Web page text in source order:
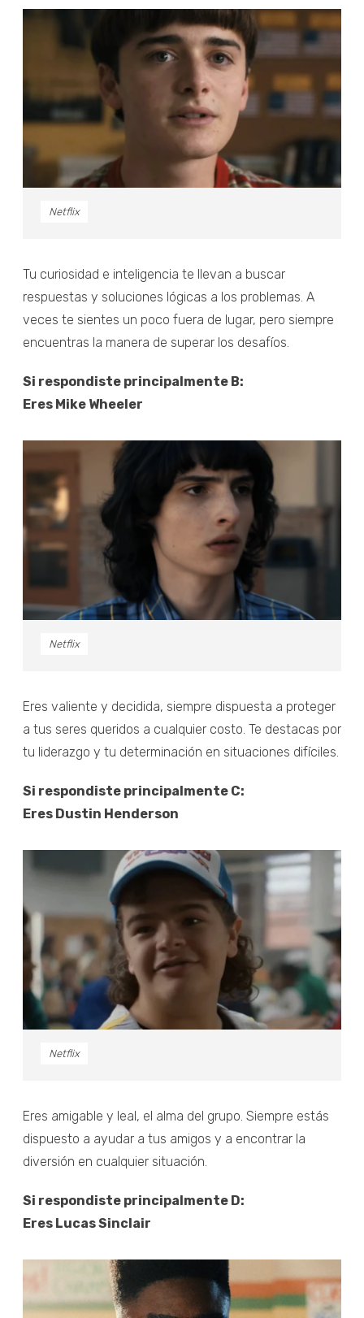
Netflix
Tu curiosidad e inteligencia te llevan a buscar
respuestas y soluciones lógicas a los problemas. A
veces te sientes un poco fuera de lugar, pero siempre
encuentras la manera de superar los desafíos.
Si respondiste principalmente B:
Eres Mike Wheeler
Netflix
Eres valiente y decidida, siempre dispuesta a proteger
a tus seres queridos a cualquier costo. Te destacas por
tu liderazgo y tu determinación en situaciones difíciles.
Si respondiste principalmente C:
Eres Dustin Henderson
Netflix
Eres amigable y leal, el alma del grupo. Siempre estás
dispuesto a ayudar a tus amigos y a encontrar la
diversión en cualquier situación.
Si respondiste principalmente D:
Eres Lucas Sinclair